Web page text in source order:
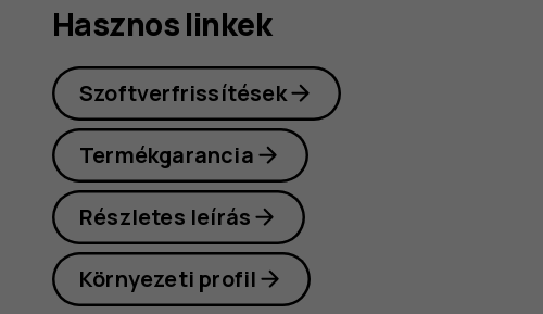
Hasznos linkek
Szoftverfrissítések
Termékgarancia
Részletes leírás
Környezeti profil